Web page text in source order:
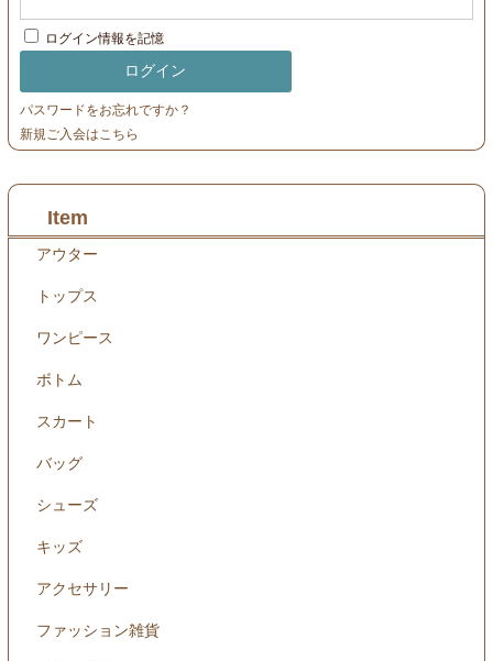
ログイン情報を記憶
パスワードをお忘れですか？
新規ご入会はこちら
Item
アウター
トップス
ワンピース
ボトム
スカート
バッグ
シューズ
キッズ
アクセサリー
ファッション雑貨